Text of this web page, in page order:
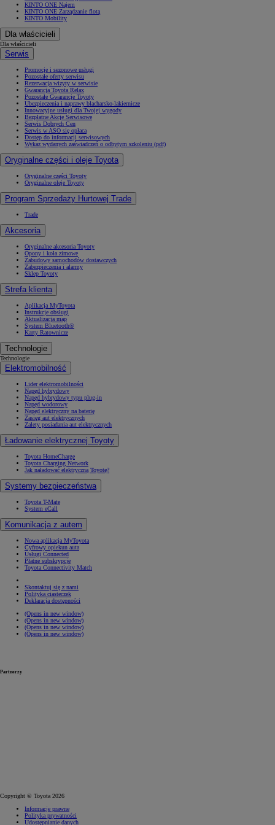
KINTO ONE Najem
KINTO ONE Zarządzanie flotą
KINTO Mobility
Dla właścicieli
Dla właścicieli
Serwis
Promocje i sezonowe usługi
Pozostałe oferty serwisu
Rezerwacja wizyty w serwisie
Gwarancja Toyota Relax
Pozostałe Gwarancje Toyoty
Ubezpieczenia i naprawy blacharsko-lakiernicze
Innowacyjne usługi dla Twojej wygody
Bezpłatne Akcje Serwisowe
Serwis Dobrych Cen
Serwis w ASO się opłaca
Dostęp do informacji serwisowych
Wykaz wydanych zaświadczeń o odbytym szkoleniu (pdf)
Oryginalne części i oleje Toyota
Oryginalne części Toyoty
Oryginalne oleje Toyoty
Program Sprzedaży Hurtowej Trade
Trade
Akcesoria
Oryginalne akcesoria Toyoty
Opony i koła zimowe
Zabudowy samochodów dostawczych
Zabezpieczenia i alarmy
Sklep Toyoty
Strefa klienta
Aplikacja MyToyota
Instrukcje obsługi
Aktualizacja map
System Bluetooth®
Karty Ratownicze
Technologie
Technologie
Elektromobilność
Lider elektromobilności
Napęd hybrydowy
Napęd hybrydowy typu plug-in
Napęd wodorowy
Napęd elektryczny na baterię
Zasięg aut elektrycznych
Zalety posiadania aut elektrycznych
Ładowanie elektrycznej Toyoty
Toyota HomeCharge
Toyota Charging Network
Jak naładować elektryczną Toyotę?
Systemy bezpieczeństwa
Toyota T-Mate
System eCall
Komunikacja z autem
Nowa aplikacja MyToyota
Cyfrowy opiekun auta
Usługi Connected
Płatne subskrypcje
Toyota Connectivity Match
Skontaktuj się z nami
Polityka ciasteczek
Deklaracja dostępności
(Opens in new window)
(Opens in new window)
(Opens in new window)
(Opens in new window)
Partnerzy
Copyright © Toyota 2026
Informacje prawne
Polityka prywatności
Udostępnianie danych